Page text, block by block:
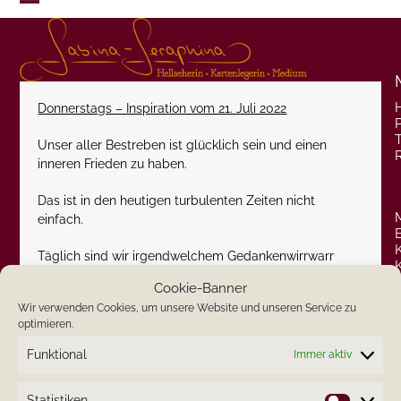
Cookie-Banner
Wir verwenden Cookies, um unsere Website und unseren Service zu
optimieren.
Funktional Immer aktiv
Skip
Open
mobile
menu
Close
mobile
menu
Donnerstags – Inspiration vom 21. Juli 2022
Unser aller Bestreben ist glücklich sein und einen
inneren Frieden zu haben.
Das ist in den heutigen turbulenten Zeiten nicht
einfach.
Täglich sind wir irgendwelchem Gedankenwirrwarr
Oft leben wir mit den Gedanken in der Vergangenheit
oder bereits in der Zukunft. Nur nicht da, wo wir leben
sollten.